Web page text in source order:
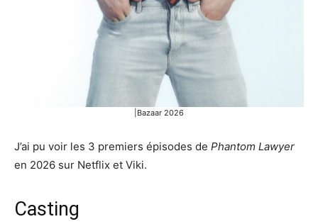
|Bazaar 2026
J’ai pu voir les 3 premiers épisodes de Phantom Lawyer
en 2026 sur Netflix et Viki.
Casting